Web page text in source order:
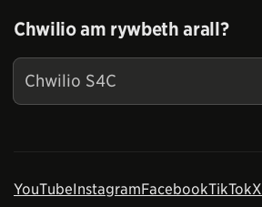
Chwilio am rywbeth arall?
YouTubeInstagramFacebookTikTokX